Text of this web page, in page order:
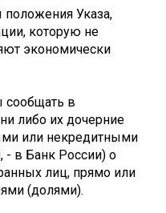
положения Указа,
которую не
экономически
сообщать в
либо их дочерние
или некредитными
- в Банк России) о
лиц, прямо или
(долями).